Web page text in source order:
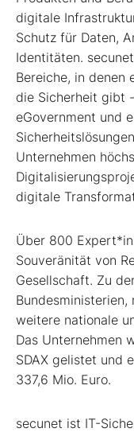
digitale
Schutz für Daten,
Identitäten.
Bereiche, in denen
die Sicherheit gibt
eGovernment und
Unternehmen
digitale
Über 800
Souveränität von
Gesellschaft. Zu
Bundesministerien,
weitere nationale
Das Unternehmen
SDAX gelistet und
337,6 Mio. Euro.
secunet ist IT-